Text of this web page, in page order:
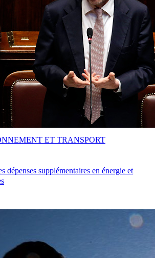
dépenses supplémentaires en énergie et
ET TRANSPORT